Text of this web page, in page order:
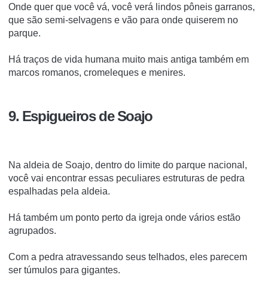
Onde quer que você vá, você verá lindos pôneis garranos,
que são semi-selvagens e vão para onde quiserem no
parque.
Há traços de vida humana muito mais antiga também em
marcos romanos, cromeleques e menires.
9. Espigueiros de Soajo
Na aldeia de Soajo, dentro do limite do parque nacional,
você vai encontrar essas peculiares estruturas de pedra
espalhadas pela aldeia.
Há também um ponto perto da igreja onde vários estão
agrupados.
Com a pedra atravessando seus telhados, eles parecem
ser túmulos para gigantes.